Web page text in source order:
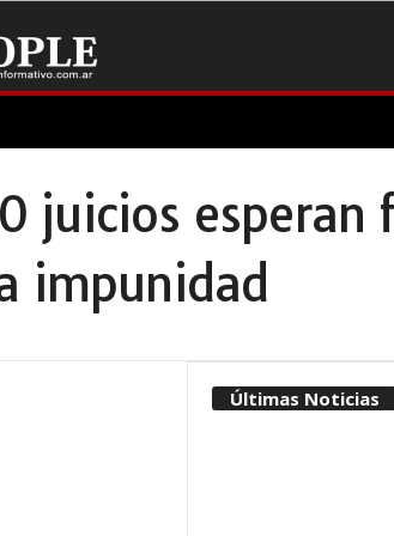
juicios esperan
impunidad
Últimas Noticias